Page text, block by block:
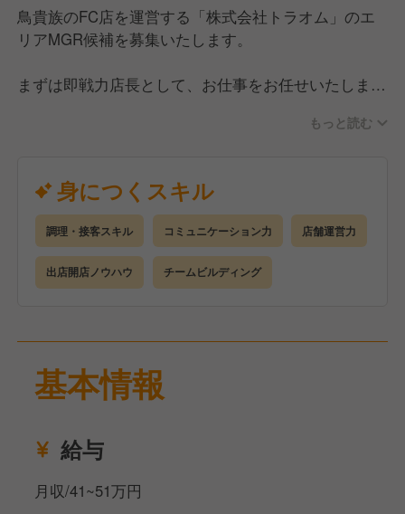
鳥貴族のFC店を運営する「株式会社トラオム」のエ
リアMGR候補を募集いたします。
まずは即戦力店長として、お仕事をお任せいたしま
業務内容は調理と接客の業務を担当していただきます
調理は比較的シンプルなため、チェーン店での経験が
ある方ならすぐに覚えられるでしょう。マネジメント
では主にシフト管理を担当し、アルバイトやパートの
スタッフを含むチームを率いて、店舗をより良くする
ための取り組みを進めていただきます。
もっと読む
身につくスキル
調理・接客スキル コミュニケーション力 店舗運営力
出店開店ノウハウ チームビルディング
基本情報
給与
月収/41~51万円